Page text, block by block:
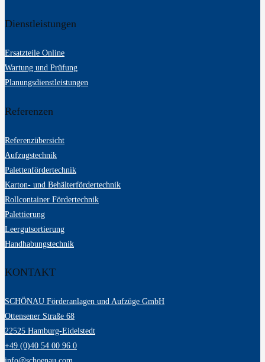
Dienstleistungen
Ersatzteile Online
Wartung und Prüfung
Planungsdienstleistungen
Referenzen
Referenzübersicht
Aufzugstechnik
Palettenfördertechnik
Karton- und Behälterfördertechnik
Rollcontainer Fördertechnik
Palettierung
Leergutsortierung
Handhabungstechnik
KONTAKT
SCHÖNAU Förderanlagen und Aufzüge GmbH
Ottensener Straße 68
22525 Hamburg-Eidelstedt
+49 (0)40 54 00 96 0